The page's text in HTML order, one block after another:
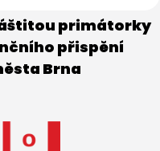
primátorky
přispění
Brna